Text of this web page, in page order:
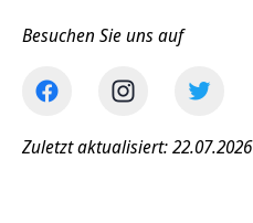
Besuchen Sie uns auf
Zuletzt aktualisiert: 22.07.2026